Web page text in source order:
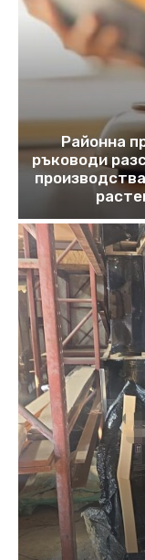
Районна
ръководи